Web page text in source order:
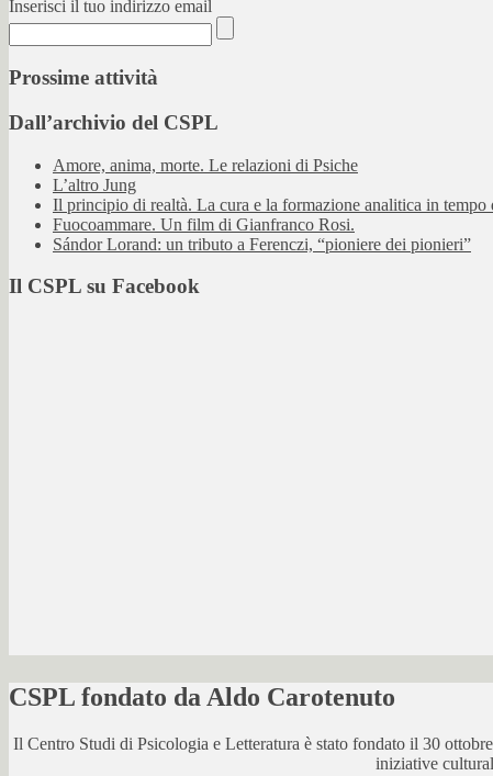
Inserisci il tuo indirizzo email
Prossime attività
Dall’archivio del CSPL
Amore, anima, morte. Le relazioni di Psiche
L’altro Jung
Il principio di realtà. La cura e la formazione analitica in tempo
Fuocoammare. Un film di Gianfranco Rosi.
Sándor Lorand: un tributo a Ferenczi, “pioniere dei pionieri”
Il CSPL su Facebook
CSPL fondato da Aldo Carotenuto
Il Centro Studi di Psicologia e Letteratura è stato fondato il 30
iniziative